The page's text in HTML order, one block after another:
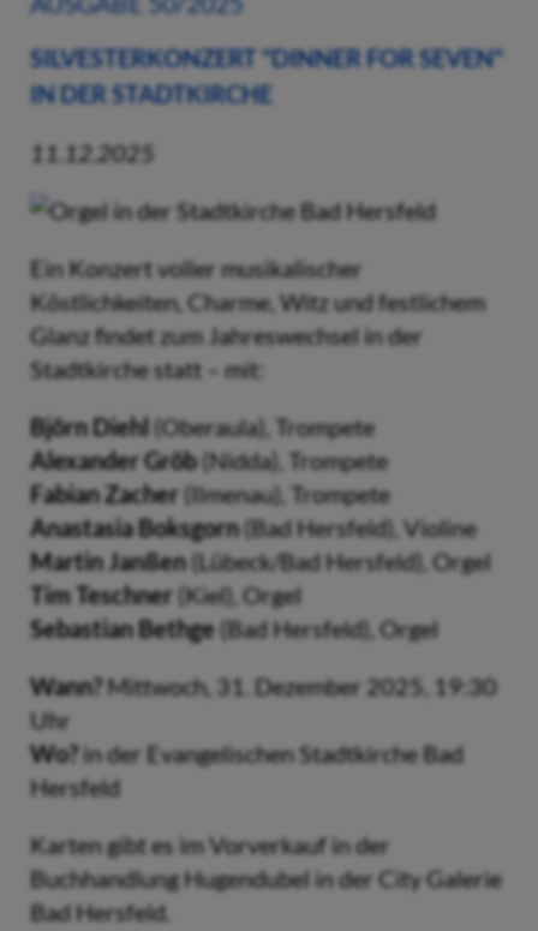
SILVESTERKONZERT "DINNER FOR SEVEN"
IN DER STADTKIRCHE
11.12.2025
Ein Konzert voller musikalischer
Köstlichkeiten, Charme, Witz und festlichem
Glanz findet zum Jahreswechsel in der
Stadtkirche statt – mit:
Björn Diehl (Oberaula), Trompete
Alexander Gröb(Nidda), Trompete
Fabian Zacher (Ilmenau), Trompete
Anastasia Boksgorn(Bad Hersfeld), Violine
Martin Janßen(Lübeck/Bad Hersfeld), Orgel
Tim Teschner (Kiel), Orgel
Sebastian Bethge (Bad Hersfeld), Orgel
Wann?Mittwoch, 31. Dezember 2025, 19:30
Uhr
Wo?in der Evangelischen Stadtkirche Bad
Hersfeld
Karten gibt es im Vorverkauf in der
Buchhandlung Hugendubel in der City Galerie
Bad Hersfeld.